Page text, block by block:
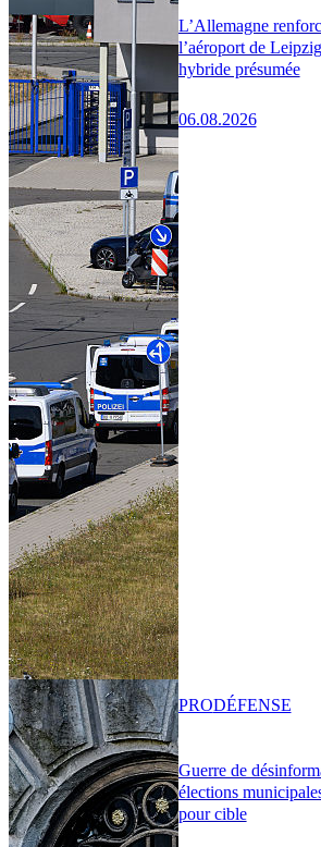
L’Allemagne
l’aéroport de
hybride présumée
06.08.2026
Guerre de
élections
pour cible
PRODÉFENSE